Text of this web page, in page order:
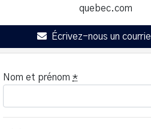
quebec.com
Écrivez-nous un courriel
Nom et prénom *